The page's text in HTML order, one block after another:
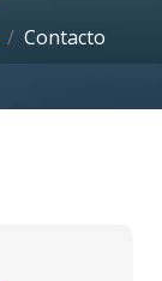
Contacto